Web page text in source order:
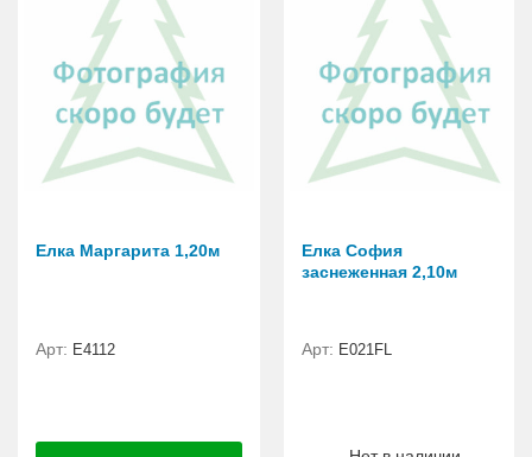
Елка Маргарита 1,20м
Арт: E4112
Елка София
заснеженная 2,10м
Арт: E021FL